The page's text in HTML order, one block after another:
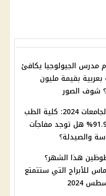
مدرس الجيولوجيا يكافئ
بقيمة مليون
شوف الصور
مؤشرات تنسيق الجامعات 2024: كلية الطب
92.4% والأسنان 91.9% هل توجد مفاجآت
والصيدلة؟
هذا الشهر؟
للأبراج التي ستتمتع
2024